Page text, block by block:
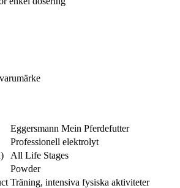
Eggersmann Mein Pferdefutter
Professionell elektrolyt
All Life Stages
Powder
Träning, intensiva fysiska aktiviteter